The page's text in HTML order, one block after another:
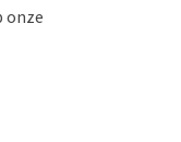
onze